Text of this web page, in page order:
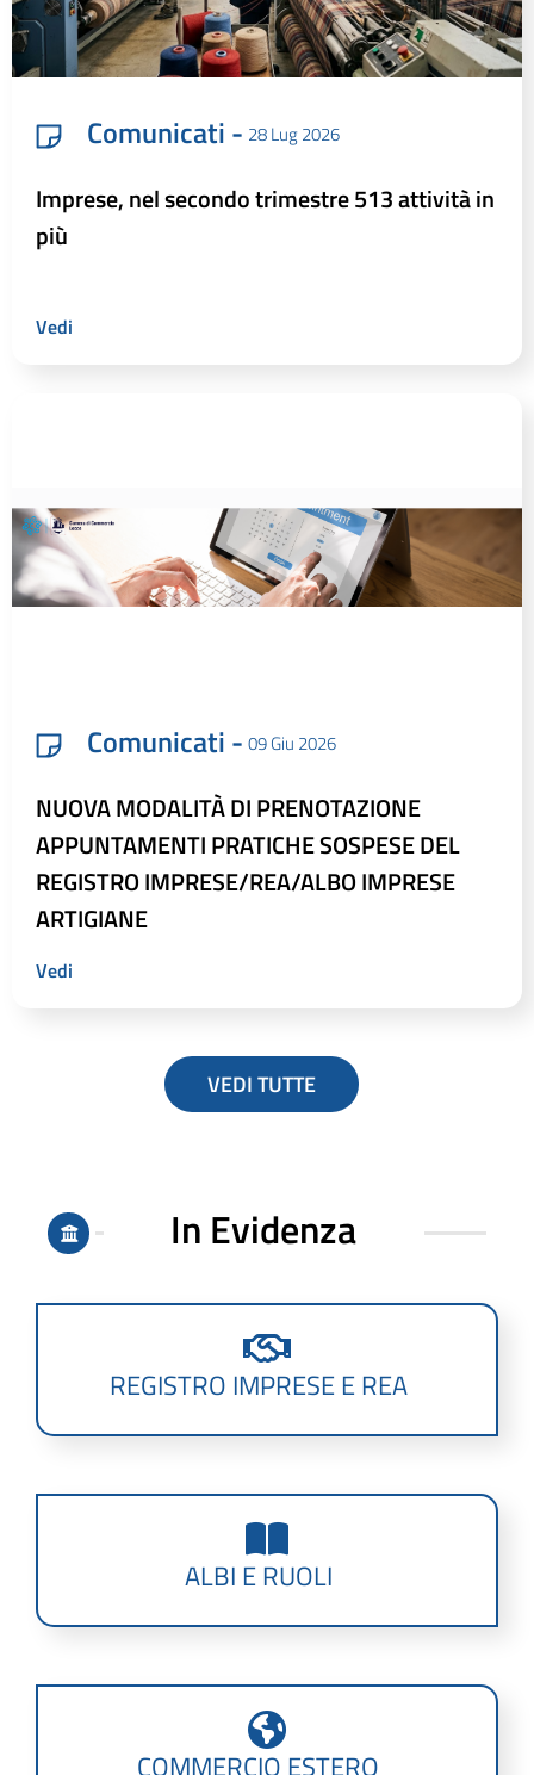
Comunicati - 28 Lug 2026
Imprese, nel secondo trimestre 513 attività in
più
Vedi
Comunicati - 09 Giu 2026
NUOVA MODALITÀ DI PRENOTAZIONE
APPUNTAMENTI PRATICHE SOSPESE DEL
REGISTRO IMPRESE/REA/ALBO IMPRESE
ARTIGIANE
Vedi
VEDI TUTTE
In Evidenza
REGISTRO IMPRESE E REA
ALBI E RUOLI
COMMERCIO ESTERO